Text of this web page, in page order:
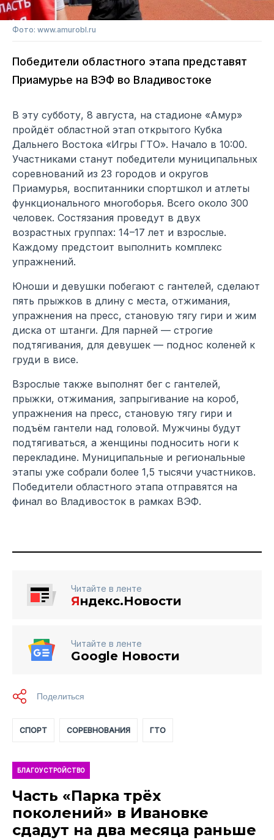
Фото: www.amurobl.ru
Победители областного этапа представят
Приамурье на ВЭФ во Владивостоке
В эту субботу, 8 августа, на стадионе «Амур»
пройдёт областной этап открытого Кубка
Дальнего Востока «Игры ГТО». Начало в 10:00.
Участниками станут победители муниципальных
соревнований из 23 городов и округов
Приамурья, воспитанники спортшкол и атлеты
функционального многоборья. Всего около 300
человек. Состязания проведут в двух
возрастных группах: 14–17 лет и взрослые.
Каждому предстоит выполнить комплекс
упражнений.
Юноши и девушки побегают с гантелей, сделают
пять прыжков в длину с места, отжимания,
упражнения на пресс, становую тягу гири и жим
диска от штанги. Для парней — строгие
подтягивания, для девушек — поднос коленей к
груди в висе.
Взрослые также выполнят бег с гантелей,
прыжки, отжимания, запрыгивание на короб,
упражнения на пресс, становую тягу гири и
подъём гантели над головой. Мужчины будут
подтягиваться, а женщины подносить ноги к
перекладине. Муниципальные и региональные
этапы уже собрали более 1,5 тысячи участников.
Победители областного этапа отправятся на
финал во Владивосток в рамках ВЭФ.
Читайте в ленте
Яндекс.Новости
Читайте в ленте
Google Новости
СПОРТ СОРЕВНОВАНИЯ ГТО
БЛАГОУСТРОЙСТВО
Часть «Парка трёх
поколений» в Ивановке
сдадут на два месяца раньше